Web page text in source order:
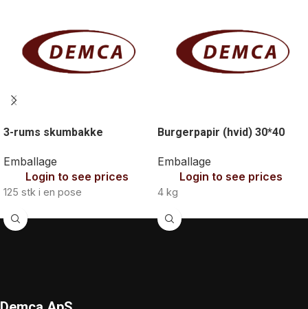
3-rums skumbakke
Emballage
Login to see prices
125 stk i en pose
Burgerpapir (hvid) 30*40
Emballage
Login to see prices
4 kg